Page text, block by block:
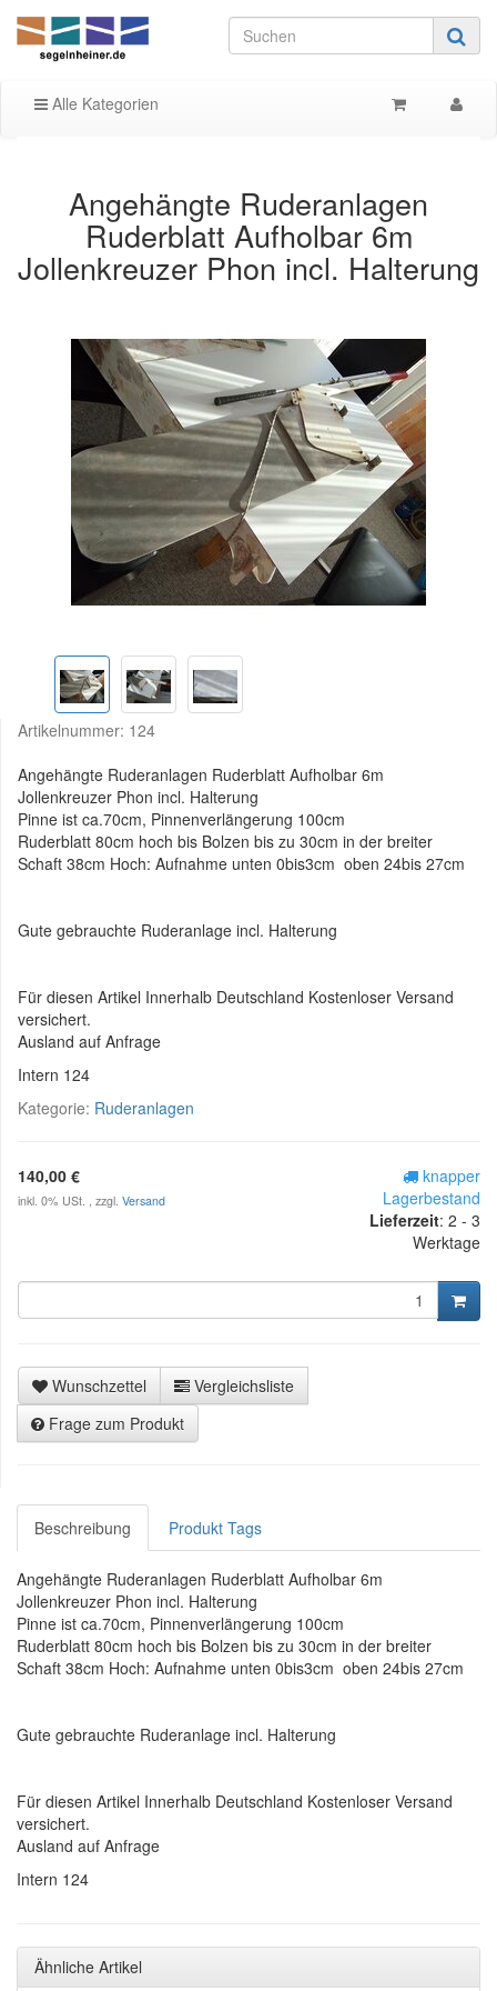
Alle Kategorien
Angehängte Ruderanlagen
Ruderblatt Aufholbar 6m
Jollenkreuzer Phon incl. Halterung
Artikelnummer: 124
Angehängte Ruderanlagen Ruderblatt Aufholbar 6m
Jollenkreuzer Phon incl. Halterung
Pinne ist ca.70cm, Pinnenverlängerung 100cm
Ruderblatt 80cm hoch bis Bolzen bis zu 30cm in der breiter
Schaft 38cm Hoch: Aufnahme unten 0bis3cm oben 24bis 27cm
Gute gebrauchte Ruderanlage incl. Halterung
Für diesen Artikel Innerhalb Deutschland Kostenloser Versand
versichert.
Ausland auf Anfrage
Intern 124
Kategorie: Ruderanlagen
140,00 €
inkl. 0% USt. , zzgl. Versand
knapper
Lagerbestand
Lieferzeit: 2 - 3
Werktage
Wunschzettel
Vergleichsliste
Frage zum Produkt
Beschreibung Produkt Tags
Angehängte Ruderanlagen Ruderblatt Aufholbar 6m
Jollenkreuzer Phon incl. Halterung
Pinne ist ca.70cm, Pinnenverlängerung 100cm
Ruderblatt 80cm hoch bis Bolzen bis zu 30cm in der breiter
Schaft 38cm Hoch: Aufnahme unten 0bis3cm oben 24bis 27cm
Gute gebrauchte Ruderanlage incl. Halterung
Für diesen Artikel Innerhalb Deutschland Kostenloser Versand
versichert.
Ausland auf Anfrage
Intern 124
Ähnliche Artikel